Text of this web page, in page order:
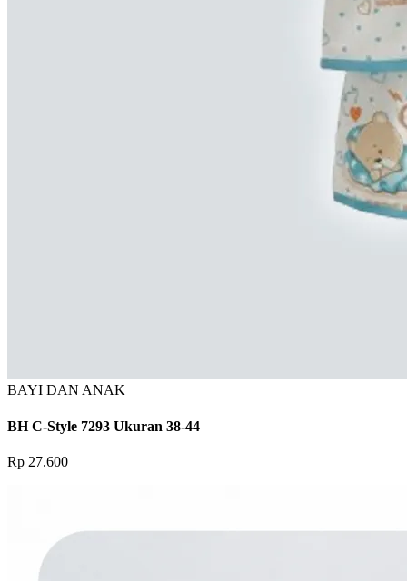
BAYI DAN ANAK
BH C-Style 7293 Ukuran 38-44
Rp 27.600